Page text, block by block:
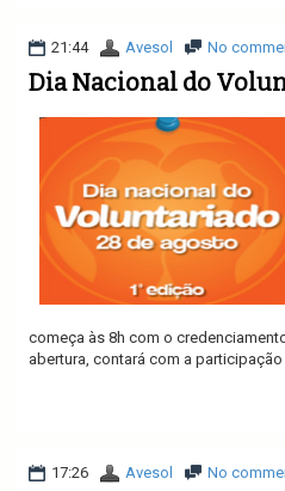
21:44 Avesol No
Dia Nacional do
começa às 8h com o
abertura, contará com a participação
17:26 Avesol No